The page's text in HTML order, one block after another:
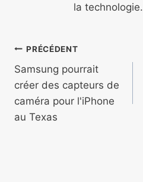
la technologie.
Navigation
de
l’article
PRÉCÉDENT
Samsung pourrait
créer des capteurs de
caméra pour l'iPhone
au Texas